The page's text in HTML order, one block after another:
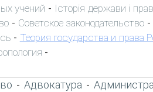
учений - Історія держави і
- Советское законодательство -
- Теория государства и права
-
- Адвокатура -